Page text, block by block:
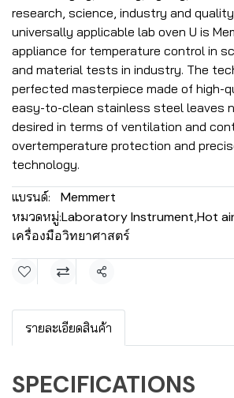
research, science, industry and
universally applicable lab oven U is
appliance for temperature control in
and material tests in industry. The
perfected masterpiece made of high-
easy-to-clean stainless steel leaves
desired in terms of ventilation and
overtemperature protection and
technology.
แบรนด์: Memmert
หมวดหมู่:Laboratory Instrument,Hot
เครื่องมือวิทยาศาสตร์
แชร์
รายละเอียดสินค้า
SPECIFICATIONS